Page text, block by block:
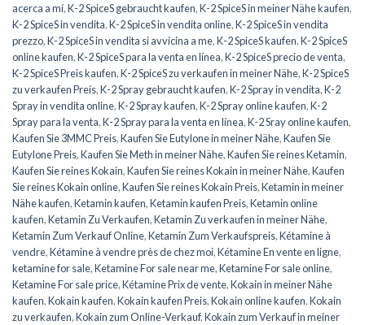
acerca a mí,K-2 SpiceS gebraucht kaufen,K-2 SpiceS in meiner Nähe kaufen,
K-2 SpiceS in vendita,K-2 SpiceS in vendita online,K-2 SpiceS in vendita
prezzo,K-2 SpiceS in vendita si avvicina a me,K-2 SpiceS kaufen,K-2 SpiceS
online kaufen,K-2 SpiceS para la venta en línea,K-2 SpiceS precio de venta,
K-2 SpiceS Preis kaufen,K-2 SpiceS zu verkaufen in meiner Nähe,K-2 SpiceS
zu verkaufen Preis,K-2 Spray gebraucht kaufen,K-2 Spray in vendita,K-2
Spray in vendita online,K-2 Spray kaufen,K-2 Spray online kaufen,K-2
Spray para la venta,K-2 Spray para la venta en línea,K-2 Sray online kaufen,
Kaufen Sie 3MMC Preis,Kaufen Sie Eutylone in meiner Nähe,Kaufen Sie
Eutylone Preis,Kaufen Sie Meth in meiner Nähe,Kaufen Sie reines Ketamin,
Kaufen Sie reines Kokain,Kaufen Sie reines Kokain in meiner Nähe,Kaufen
Sie reines Kokain online,Kaufen Sie reines Kokain Preis,Ketamin in meiner
Nähe kaufen,Ketamin kaufen,Ketamin kaufen Preis,Ketamin online
kaufen,Ketamin Zu Verkaufen,Ketamin Zu verkaufen in meiner Nähe,
Ketamin Zum Verkauf Online,Ketamin Zum Verkaufspreis,Kétamine à
vendre,Kétamine à vendre près de chez moi,Kétamine En vente en ligne,
ketamine for sale,Ketamine For sale near me,Ketamine For sale online,
Ketamine For sale price,Kétamine Prix de vente,Kokain in meiner Nähe
kaufen,Kokain kaufen,Kokain kaufen Preis,Kokain online kaufen,Kokain
zu verkaufen,Kokain zum Online-Verkauf,Kokain zum Verkauf in meiner